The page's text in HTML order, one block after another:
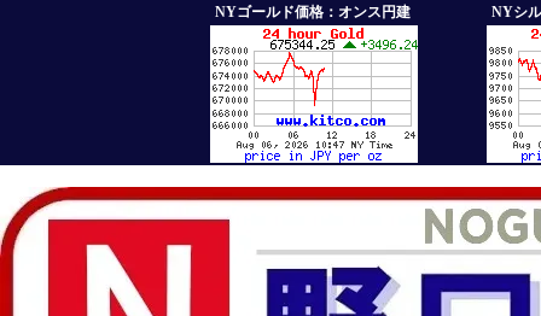
NYゴールド価格：オンス円建 NYシ